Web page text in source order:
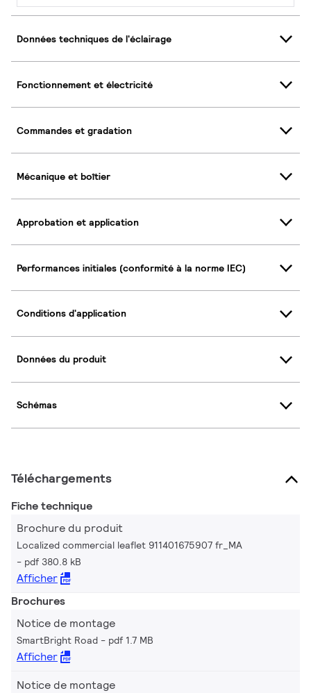
Données techniques de l'éclairage
Fonctionnement et électricité
Commandes et gradation
Mécanique et boîtier
Approbation et application
Performances initiales (conformité à la norme IEC)
Conditions d'application
Données du produit
Schémas
Téléchargements
Fiche technique
Brochure du produit
Localized commercial leaflet 911401675907 fr_MA
pdf 380.8 kB
Afficher
Brochures
Notice de montage
SmartBright Road pdf 1.7 MB
Afficher
Notice de montage